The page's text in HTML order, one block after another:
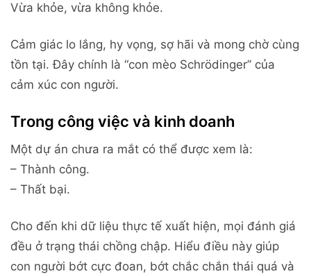
Vừa khỏe, vừa không khỏe.
Cảm giác lo lắng, hy vọng, sợ hãi và mong chờ cùng
tồn tại. Đây chính là “con mèo Schrödinger” của
cảm xúc con người.
Trong công việc và kinh doanh
Một dự án chưa ra mắt có thể được xem là:
– Thành công.
– Thất bại.
Cho đến khi dữ liệu thực tế xuất hiện, mọi đánh giá
đều ở trạng thái chồng chập. Hiểu điều này giúp
con người bớt cực đoan, bớt chắc chắn thái quá và